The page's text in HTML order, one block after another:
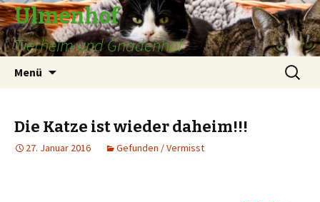
Ulmenhof
Tierheim und Gnadenhof
Menü
Suchen
nach:
Die Katze ist wieder daheim!!!
27. Januar 2016 Gefunden / Vermisst